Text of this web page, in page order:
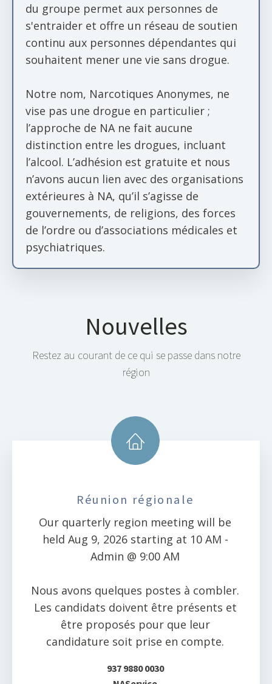
du groupe permet aux personnes de
s'entraider et offre un réseau de soutien
continu aux personnes dépendantes qui
souhaitent mener une vie sans drogue.
Notre nom, Narcotiques Anonymes, ne
vise pas une drogue en particulier ;
l’approche de NA ne fait aucune
distinction entre les drogues, incluant
l’alcool. L’adhésion est gratuite et nous
n’avons aucun lien avec des organisations
extérieures à NA, qu’il s’agisse de
gouvernements, de religions, des forces
de l’ordre ou d’associations médicales et
psychiatriques.
Nouvelles
Restez au courant de ce qui se passe dans notre
région
Réunion régionale
Our quarterly region meeting will be
held Aug 9, 2026 starting at 10 AM -
Admin @ 9:00 AM
Nous avons quelques postes à combler.
Les candidats doivent être présents et
être proposés pour que leur
candidature soit prise en compte.
937 9880 0030